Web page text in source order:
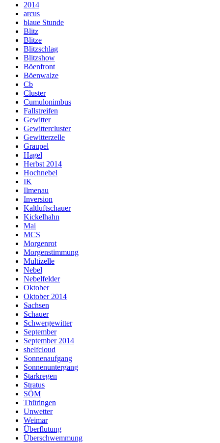
2014
arcus
blaue Stunde
Blitz
Blitze
Blitzschlag
Blitzshow
Böenfront
Böenwalze
Cb
Cluster
Cumulonimbus
Fallstreifen
Gewitter
Gewittercluster
Gewitterzelle
Graupel
Hagel
Herbst 2014
Hochnebel
IK
Ilmenau
Inversion
Kaltluftschauer
Kickelhahn
Mai
MCS
Morgenrot
Morgenstimmung
Multizelle
Nebel
Nebelfelder
Oktober
Oktober 2014
Sachsen
Schauer
Schwergewitter
September
September 2014
shelfcloud
Sonnenaufgang
Sonnenuntergang
Starkregen
Stratus
SÖM
Thüringen
Unwetter
Weimar
Überflutung
Überschwemmung